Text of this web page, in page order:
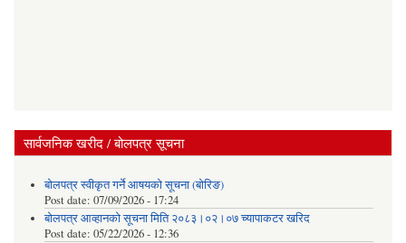
सार्वजनिक खरीद / बोलपत्र सूचना
बोलपत्र स्वीकृत गर्ने आषयको सूचना (बोरिङ)
Post date: 07/09/2026 - 17:24
बोलपत्र आव्हानको सूचना मिति २०८३।०२।०७ च्यापाकटर खरिद
Post date: 05/22/2026 - 12:36